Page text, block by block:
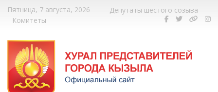
Пятница, 7 августа, 2026
Депутаты шестого созыва
Комитеты